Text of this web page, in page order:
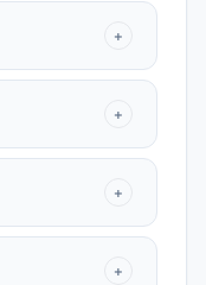
+
+
+
+